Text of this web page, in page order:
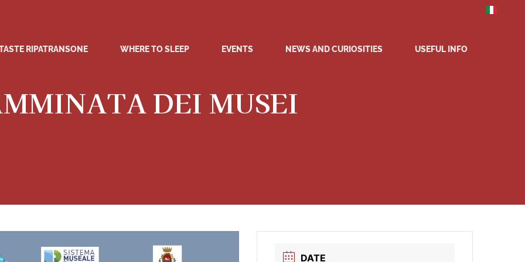
RIPATRANSONE WHERE TO SLEEP EVENTS NEWS AND CURIOSITIES USEFUL INFO
DEI MUSEI
DATE